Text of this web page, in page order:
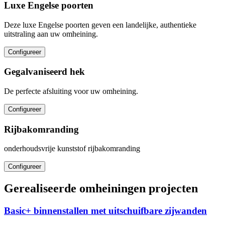
Luxe Engelse poorten
Deze luxe Engelse poorten geven een landelijke, authentieke
uitstraling aan uw omheining.
Configureer
Gegalvaniseerd hek
De perfecte afsluiting voor uw omheining.
Configureer
Rijbakomranding
onderhoudsvrije kunststof rijbakomranding
Configureer
Gerealiseerde omheiningen projecten
Basic+ binnenstallen met uitschuifbare zijwanden